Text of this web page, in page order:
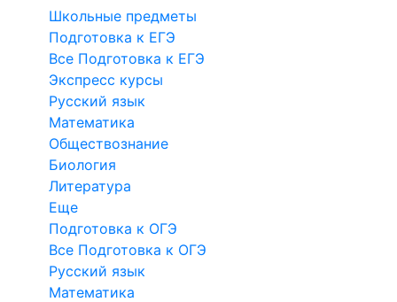
Школьные предметы
Подготовка к ЕГЭ
Все Подготовка к ЕГЭ
Экспресс курсы
Русский язык
Математика
Обществознание
Биология
Литература
Еще
Подготовка к ОГЭ
Все Подготовка к ОГЭ
Русский язык
Математика